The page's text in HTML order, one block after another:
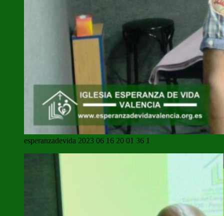
esperanzadevida 2023 06 16 20 01 36 1